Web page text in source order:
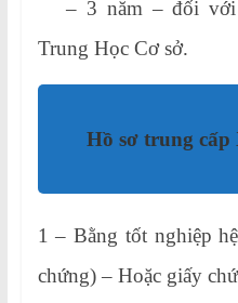
– 3 năm – đối với
Trung Học Cơ
Hồ sơ trung cấp
1 – Bằng tốt nghiệp
chứng) – Hoặc giấy